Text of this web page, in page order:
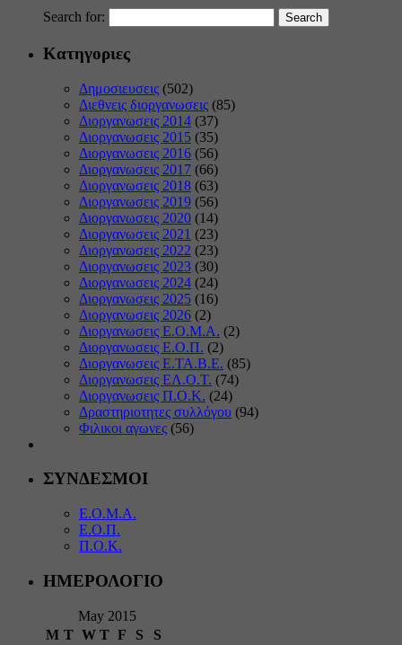
Search for:
Κατηγοριες
Δημοσιευσεις (502)
Διεθνεις διοργανωσεις (85)
Διοργανωσεις 2014 (37)
Διοργανωσεις 2015 (35)
Διοργανωσεις 2016 (56)
Διοργανωσεις 2017 (66)
Διοργανωσεις 2018 (63)
Διοργανωσεις 2019 (56)
Διοργανωσεις 2020 (14)
Διοργανωσεις 2021 (23)
Διοργανωσεις 2022 (23)
Διοργανωσεις 2023 (30)
Διοργανωσεις 2024 (24)
Διοργανωσεις 2025 (16)
Διοργανωσεις 2026 (2)
Διοργανωσεις Ε.Ο.Μ.Α. (2)
Διοργανωσεις Ε.Ο.Π. (2)
Διοργανωσεις Ε.ΤΑ.Β.Ε. (85)
Διοργανωσεις ΕΛ.Ο.Τ. (74)
Διοργανωσεις Π.Ο.Κ. (24)
Δραστηριοτητες συλλόγου (94)
Φιλικοι αγωνες (56)
ΣΥΝΔΕΣΜΟΙ
Ε.Ο.Μ.Α.
Ε.Ο.Π.
Π.Ο.Κ.
ΗΜΕΡΟΛΟΓΙΟ
May 2015
M T W T F S
S